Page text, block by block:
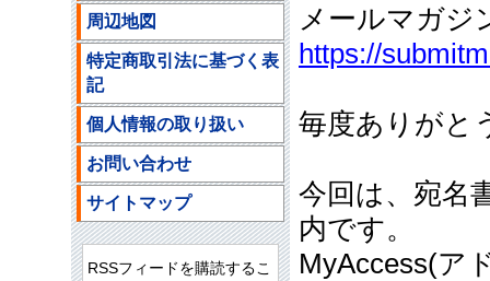
メールマガジ
https://
毎度ありがと
今回は、宛名
内です。
MyAccess(ア
周辺地図
特定商取引法に基づく表
記
個人情報の取り扱い
お問い合わせ
サイトマップ
RSSフィードを購読するこ